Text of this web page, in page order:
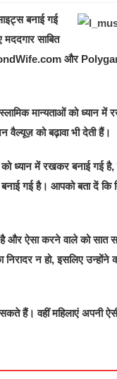
बनाई गई
साबित
और
मान्‍यताओं को ध्यान में
को बढ़ावा भी देती हैं।
ध्‍यान में रखकर बनाई गई है,
बनाई गई है। आपको बता दें
और ऐसा करने वाले को सात
न हो, इसलिए
हैं। वहीं महिलाएं अपनी